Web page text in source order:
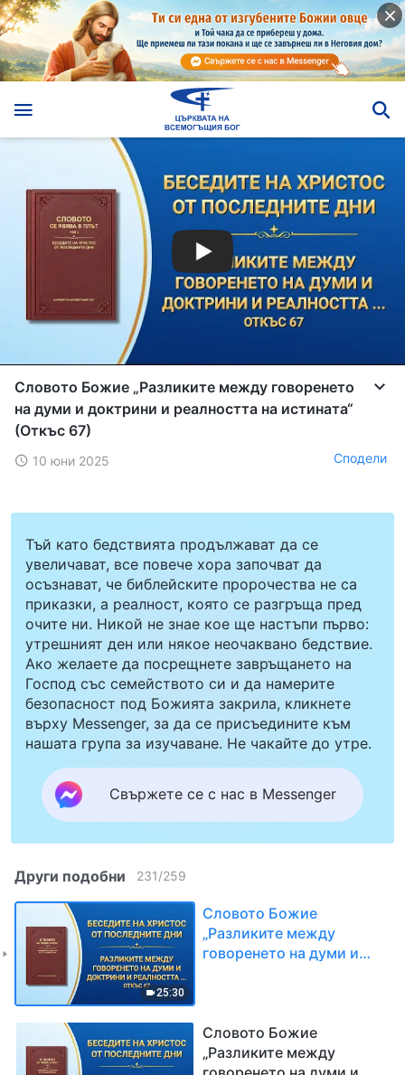
Словото Божие „Разликите между говоренето
на думи и доктрини и реалността на истината“
(Откъс 67)
10 юни 2025 Сподели
Тъй като бедствията продължават да се
увеличават, все повече хора започват да
осъзнават, че библейските пророчества не са
приказки, а реалност, която се разгръща пред
очите ни. Никой не знае кое ще настъпи първо:
утрешният ден или някое неочаквано бедствие.
Ако желаете да посрещнете завръщането на
Господ със семейството си и да намерите
безопасност под Божията закрила, кликнете
върху Messenger, за да се присъедините към
нашата група за изучаване. Не чакайте до утре.
Свържете се с нас в Messenger
Други подобни 231/259
25:30
Словото Божие
„Разликите между
говоренето на думи и
Словото Божие
„Разликите между